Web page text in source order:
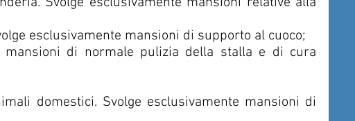
esclusivamente mansioni di supporto al cuoco;